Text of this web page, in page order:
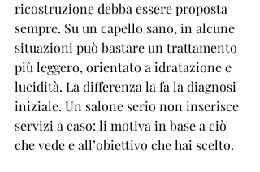
ricostruzione debba essere proposta
sempre. Su un capello sano, in alcune
situazioni può bastare un trattamento
più leggero, orientato a idratazione e
lucidità. La differenza la fa la diagnosi
iniziale. Un salone serio non inserisce
servizi a caso: li motiva in base a ciò
che vede e all’obiettivo che hai scelto.